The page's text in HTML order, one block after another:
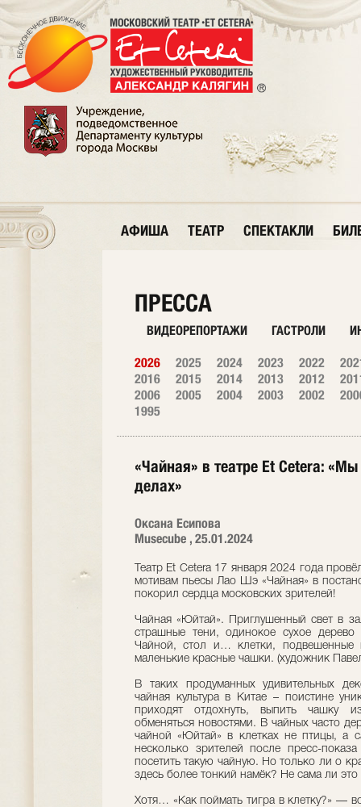
АФИША ТЕАТР СПЕКТАКЛИ
ПРЕССА
ВИДЕОРЕПОРТАЖИ ГАСТРОЛИ
2026 2025 2024 2023 2022
2016
2015 2014 2013 2012
2006
2005 2004 2003 2002
1995
«Чайная» в театре Et Cetera:
делах»
Оксана Есипова
Musecube , 25.01.2024
Театр Et Cetera 17 января 2024 года
мотивам пьесы Лао Шэ «Чайная» в
покорил сердца московских зрителей!
Чайная «Юйтай». Приглушенный свет в
страшные тени, одинокое сухое
Чайной, стол и… клетки,
маленькие красные чашки. (художник
В таких продуманных удивительных
чайная культура в Китае – поистине
приходят отдохнуть, выпить чашку
обменяться новостями. В чайных часто
чайной «Юйтай» в клетках не птицы, а
несколько зрителей после пресс-
посетить такую чайную. Но только ли о
здесь более тонкий намёк? Не сама ли это
Хотя… «Как поймать тигра в клетку?» —